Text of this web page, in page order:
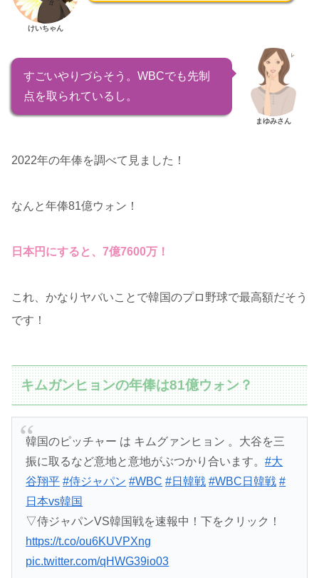
けいちゃん
すごいやりづらそう。WBCでも先制
点を取られているし。
まゆみさん
2022年の年俸を調べて見ました！
なんと年俸81億ウォン！
日本円にすると、7億7600万！
これ、かなりヤバいことで韓国のプロ野球で最高額だそう
です！
キムガンヒョンの年俸は81億ウォン？
韓国のピッチャー は キムグァンヒョン 。大谷を三
振に取るなど意地と意地がぶつかり合います。#大
谷翔平 #侍ジャパン #WBC #日韓戦 #WBC日韓戦 #
日本vs韓国
▽侍ジャパンVS韓国戦を速報中！下をクリック！
https://t.co/ou6KUVPXng
pic.twitter.com/qHWG39io03